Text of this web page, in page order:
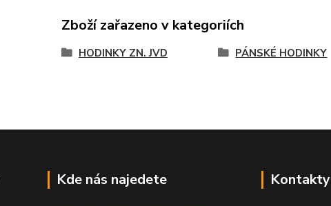
Zboží zařazeno v kategoriích
HODINKY ZN. JVD PÁNSKÉ HODINKY
Kde nás najedete Kontakty